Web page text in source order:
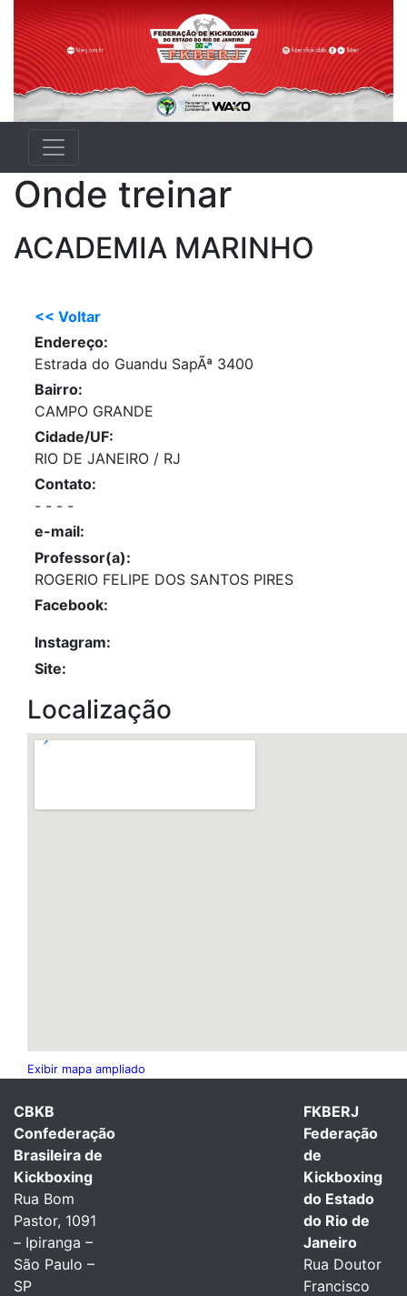
Onde treinar
ACADEMIA MARINHO
<< Voltar
Endereço:
Estrada do Guandu SapÃª 3400
Bairro:
CAMPO GRANDE
Cidade/UF:
RIO DE JANEIRO / RJ
Contato:
- - - -
e-mail:
Professor(a):
ROGERIO FELIPE DOS SANTOS PIRES
Facebook:
Instagram:
Site:
Localização
Exibir mapa ampliado
CBKB
Confederação
Brasileira de
Kickboxing
Rua Bom
Pastor, 1091
– Ipiranga –
São Paulo –
SP
FKBERJ
Federação
de
Kickboxing
do Estado
do Rio de
Janeiro
Rua Doutor
Francisco